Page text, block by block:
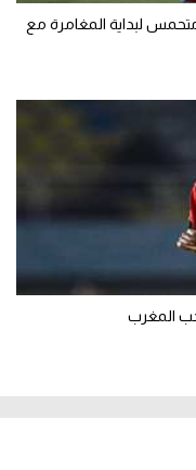
لبداية المغامرة مع
المغرب